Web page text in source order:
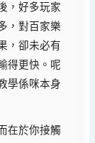
，好多玩家
，對百家樂
，卻未必有
得更快。呢
學係咪本身
在於你接觸